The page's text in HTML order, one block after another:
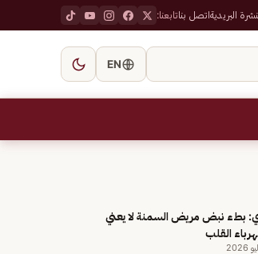
البريديةاتصل بناتابعنا:
EN
بطء نبض مريض السمنة لا يعني
القلب